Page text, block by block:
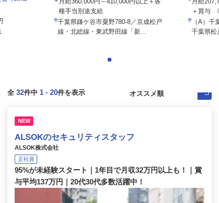
種手当別途支給
千葉県鎌ケ谷市粟野780-8／京成松戸
線・北総線・東武野田線「新...
＋賞与
（A）
千葉県松
全 32件中 1 - 20件を表示
NEW
ALSOKのセキュリティスタッフ
ALSOK株式会社
正社員
95%が未経験スタート｜1年目で月収32万円以上も！｜賞
与平均137万円｜20代30代多数活躍中！